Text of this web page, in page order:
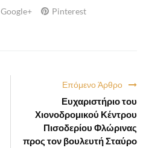
Google+
Pinterest
Επόμενο Άρθρο
Ευχαριστήριο του
Χιονοδρομικού Κέντρου
Πισοδερίου Φλώρινας
προς τον βουλευτή Σταύρο